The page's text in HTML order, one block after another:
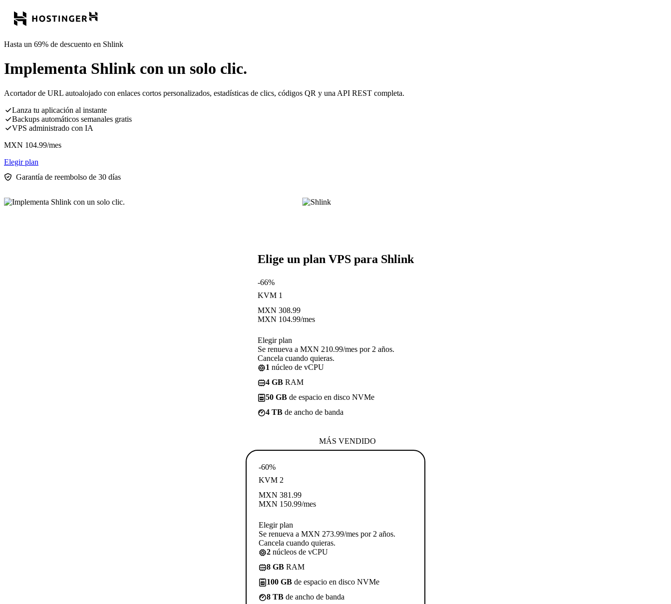
Hasta un 69% de descuento en Shlink
Implementa Shlink con un solo clic.
Acortador de URL autoalojado con enlaces cortos personalizados, estadísticas de clics, códigos QR y una API REST completa.
Lanza tu aplicación al instante
Backups automáticos semanales gratis
VPS administrado con IA
MXN 104.99/mes
Elegir plan
Garantía de reembolso de 30 días
Elige un plan VPS para Shlink
-66%
KVM 1
MXN 308.99
MXN 104.99/mes
Elegir plan
Se renueva a MXN 210.99/mes por 2 años.
Cancela cuando quieras.
1 núcleo de vCPU
4 GB RAM
50 GB de espacio en disco NVMe
4 TB de ancho de banda
MÁS VENDIDO
-60%
KVM 2
MXN 381.99
MXN 150.99/mes
Elegir plan
Se renueva a MXN 273.99/mes por 2 años.
Cancela cuando quieras.
2 núcleos de vCPU
8 GB RAM
100 GB de espacio en disco NVMe
8 TB de ancho de banda